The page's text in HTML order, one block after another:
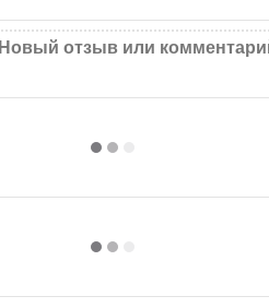
Новый отзыв или